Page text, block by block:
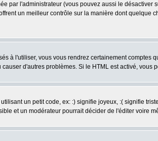
par l'administrateur (vous pouvez aussi le
un meilleur contrôle sur la manière dont quelque
à l'utiliser, vous vous rendrez certainement comptes
d'autres problèmes. Si le HTML est activé,
un petit code, ex: :) signifie joyeux, :( signifie
et un modérateur pourrait décider de l'éditer voire